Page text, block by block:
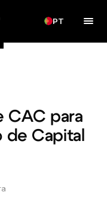
PT
CAC para
de Capital